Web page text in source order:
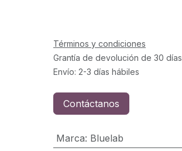
Términos y condiciones
Grantía de devolución de 30 días
Envío: 2-3 días hábiles
Contáctanos
Marca: Bluelab